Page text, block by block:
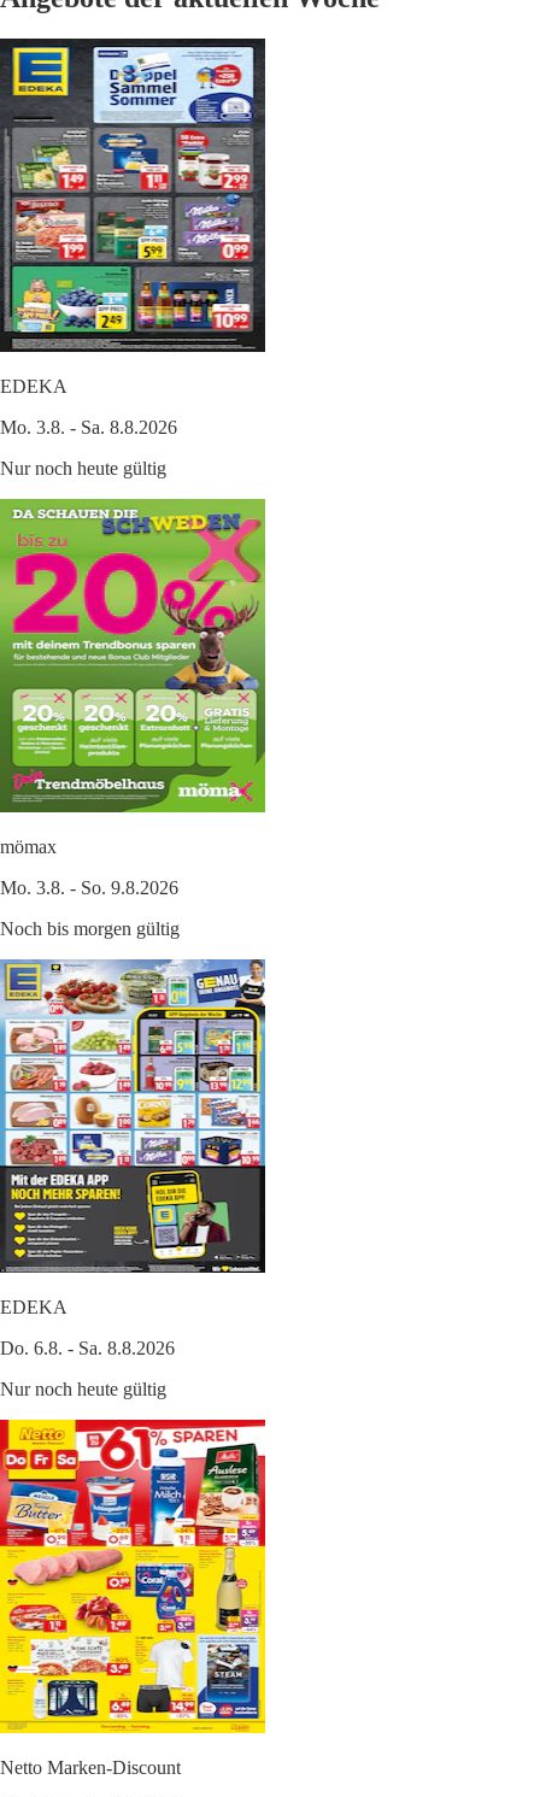
EDEKA
Mo. 3.8. - Sa. 8.8.2026
Nur noch heute gültig
mömax
Mo. 3.8. - So. 9.8.2026
Noch bis morgen gültig
EDEKA
Do. 6.8. - Sa. 8.8.2026
Nur noch heute gültig
Netto Marken-Discount